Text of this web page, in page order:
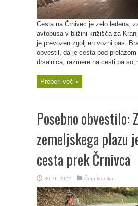
Cesta na Črnivec je zelo ledena,
avtobusa v bližini križišča za
je prevozen zgolj en vozni pas.
obvestil, da je cesta pod prelazom
drsalnica, razmere na cesti pa so,
Preberi več »
Posebno obvestilo:
zemeljskega plazu
cesta prek Črnivca
30. 9. 2022 Črna kronika